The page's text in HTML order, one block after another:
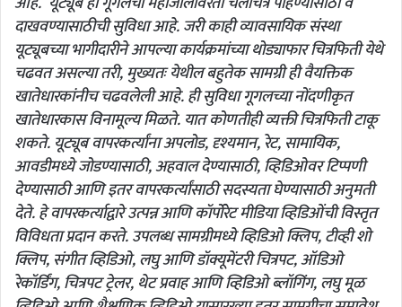
दाखवण्यासाठीची सुविधा आहे. जरी काही व्यावसायिक संस्था
यूट्यूबच्या भागीदारीने आपल्या कार्यक्रमांच्या थोड्याफार चित्रफिती येथे
चढवत असल्या तरी, मुख्यतः येथील बहुतेक सामग्री ही वैयक्तिक
खातेधारकांनीच चढवलेली आहे. ही सुविधा गूगलच्या नोंदणीकृत
खातेधारकास विनामूल्य मिळते. यात कोणतीही व्यक्ती चित्रफिती टाकू
शकते. यूट्यूब वापरकर्त्यांना अपलोड, दृश्यमान, रेट, सामायिक,
आवडीमध्ये जोडण्यासाठी, अहवाल देण्यासाठी, व्हिडिओवर टिप्पणी
देण्यासाठी आणि इतर वापरकर्त्यांसाठी सदस्यता घेण्यासाठी अनुमती
देते. हे वापरकर्त्याद्वारे उत्पन्न आणि कॉर्पोरेट मीडिया व्हिडिओंची विस्तृत
विविधता प्रदान करते. उपलब्ध सामग्रीमध्ये व्हिडिओ क्लिप, टीव्ही शो
क्लिप, संगीत व्हिडिओ, लघु आणि डॉक्यूमेंटरी चित्रपट, ऑडिओ
रेकॉर्डिंग, चित्रपट ट्रेलर, थेट प्रवाह आणि व्हिडिओ ब्लॉगिंग, लघु मूळ